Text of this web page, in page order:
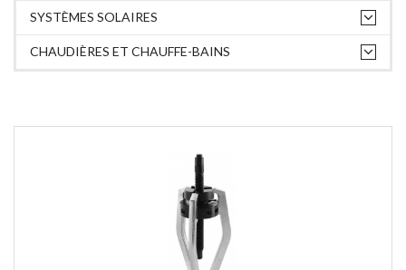
SYSTÈMES SOLAIRES
CHAUDIÈRES ET CHAUFFE-BAINS